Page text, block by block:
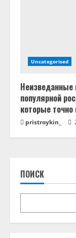
Uncategorised
Неизведанные
популярной
которые
pristroykin_
ПОИСК